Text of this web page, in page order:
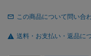
この商品について問い合
送料・お支払い・返品に